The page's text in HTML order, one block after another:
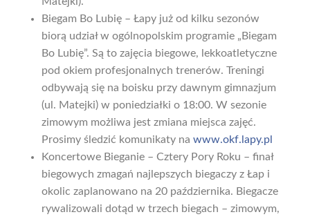
Biegam Bo Lubię – Łapy już od kilku sezonów
biorą udział w ogólnopolskim programie „Biegam
Bo Lubię”. Są to zajęcia biegowe, lekkoatletyczne
pod okiem profesjonalnych trenerów. Treningi
odbywają się na boisku przy dawnym gimnazjum
(ul. Matejki) w poniedziałki o 18:00. W sezonie
zimowym możliwa jest zmiana miejsca zajęć.
Prosimy śledzić komunikaty na www.okf.lapy.pl
Koncertowe Bieganie – Cztery Pory Roku – finał
biegowych zmagań najlepszych biegaczy z Łap i
okolic zaplanowano na 20 października. Biegacze
rywalizowali dotąd w trzech biegach – zimowym,